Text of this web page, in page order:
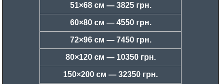
51×68 см — 3825 грн.
60×80 см — 4550 грн.
72×96 см — 7450 грн.
80×120 см — 10350 грн.
150×200 см — 32350 грн.